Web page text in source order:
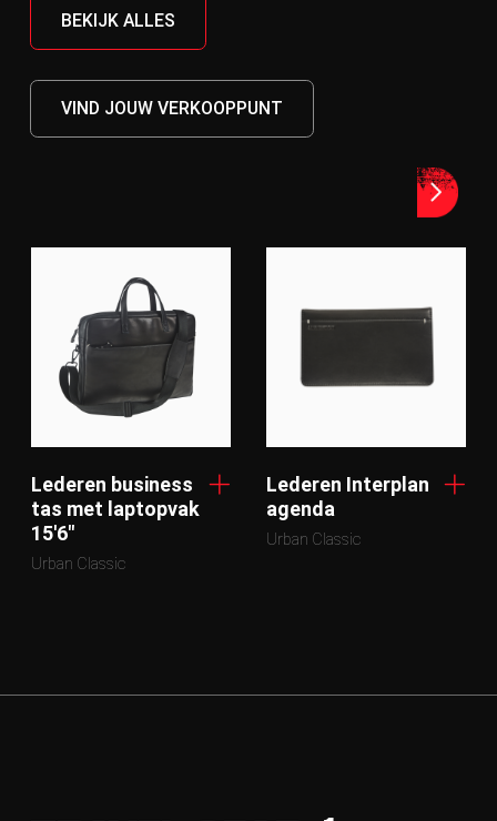
BEKIJK ALLES
VIND JOUW VERKOOPPUNT
Lederen business
tas met laptopvak
15'6"
Urban Classic
Lederen Interplan
agenda
Urban Classic